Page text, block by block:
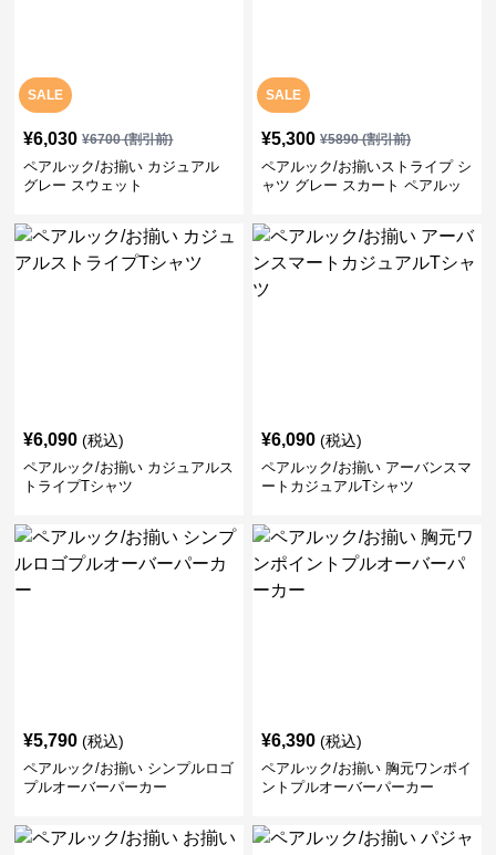
SALE
¥6,030 ¥6700(割引前)
ペアルック/お揃い カジュアル
グレー スウェット
SALE
¥5,300 ¥5890(割引前)
ペアルック/お揃いストライプ シ
ャツ グレー スカート ペアルッ
¥6,090 (税込)
ペアルック/お揃い カジュアルス
トライプTシャツ
¥6,090 (税込)
ペアルック/お揃い アーバンスマ
ートカジュアルTシャツ
¥5,790 (税込)
ペアルック/お揃い シンプルロゴ
プルオーバーパーカー
¥6,390 (税込)
ペアルック/お揃い 胸元ワンポイ
ントプルオーバーパーカー